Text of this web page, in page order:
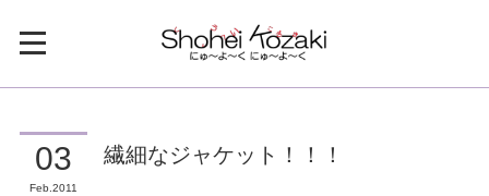
03
Feb 2011
繊細なジャケット！！！